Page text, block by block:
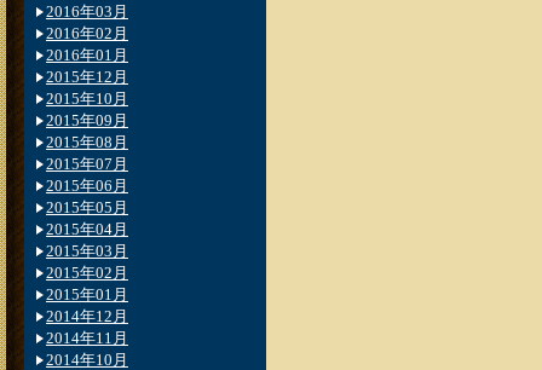
2016年03月
2016年02月
2016年01月
2015年12月
2015年10月
2015年09月
2015年08月
2015年07月
2015年06月
2015年05月
2015年04月
2015年03月
2015年02月
2015年01月
2014年12月
2014年11月
2014年10月